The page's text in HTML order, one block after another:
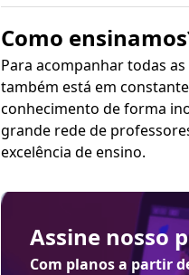
Como
Para acompanhar todas
também está em
conhecimento de forma inovadora,
grande rede de
excelência de ensino.
Assine nosso
Com planos a partir